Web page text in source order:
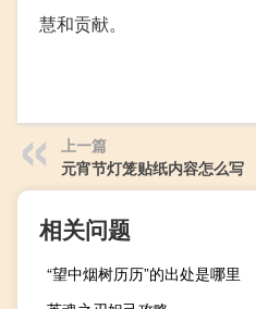
慧和贡献。
上一篇
元宵节灯笼贴纸内容怎么写
相关问题
“望中烟树历历”的出处是哪里